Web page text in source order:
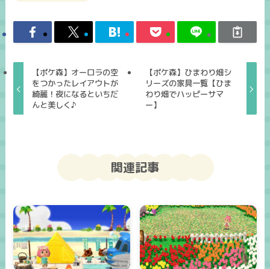
【ポケ森】オーロラの空
をつかったレイアウトが
綺麗！夜になるといちだ
んと美しく♪
【ポケ森】ひまわり畑シ
リーズの家具一覧【ひま
わり畑でハッピーサマ
ー】
関連記事